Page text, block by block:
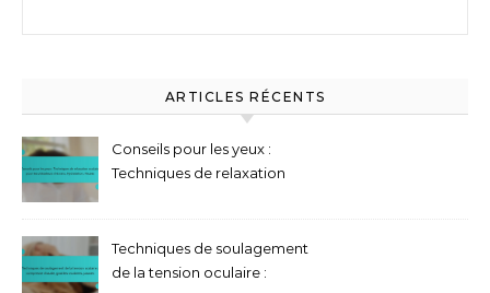
ARTICLES RÉCENTS
Conseils pour les yeux :
Techniques de relaxation
Pauses
Techniques de soulagement
de la tension oculaire :